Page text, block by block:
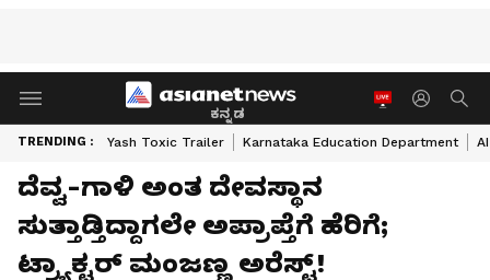
ಕನ್ನಡ
TRENDING : Yash Toxic Trailer Karnataka Education Department
ದೆವ್ವ-ಗಾಳಿ ಅಂತ ದೇವಸ್ಥಾನ
ಸುತ್ತಾಡ್ತಿದ್ದಾಗಲೇ ಅಪ್ರಾಪ್ತೆಗೆ ಹೆರಿಗೆ;
ಟ್ರ್ಯಾಕ್ಟರ್ ಮಂಜಣ್ಣ ಅರೆಸ್ಟ್!